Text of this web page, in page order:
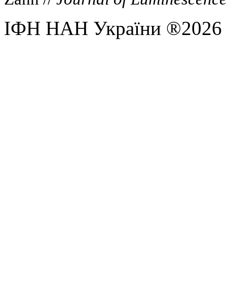
ІФН НАН України ®2026